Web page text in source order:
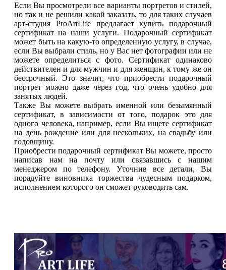
Если Вы просмотрели все варианты портретов и стилей,
но так и не решили какой заказать, то для таких случаев
арт-студия ProArtLife предлагает купить подарочный
сертификат на наши услуги. Подарочный сертификат
может быть на какую-то определенную услугу, в случае,
если Вы выбрали стиль, но у Вас нет фотографии или не
можете определиться с фото. Сертификат одинаково
действителен и для мужчин и для женщин, к тому же он
бессрочный. Это значит, что приобрести подарочный
портрет можно даже через год, что очень удобно для
занятых людей.
Также Вы можете выбрать именной или безымянный
сертификат, в зависимости от того, подарок это для
одного человека, например, если Вы ищете сертификат
на день рождение или для нескольких, на свадьбу или
годовщину.
Приобрести подарочный сертификат Вы можете, просто
написав нам на почту или связавшись с нашим
менеджером по телефону. Уточнив все детали, Вы
порадуйте виновника торжества чудесным подарком,
исполнением которого он сможет руководить сам.